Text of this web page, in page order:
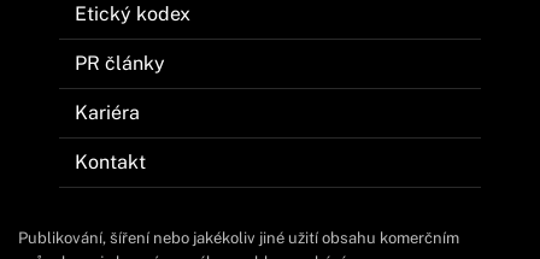
Etický kodex
PR články
Kariéra
Kontakt
Publikování, šíření nebo jakékoliv jiné užití obsahu komerčním